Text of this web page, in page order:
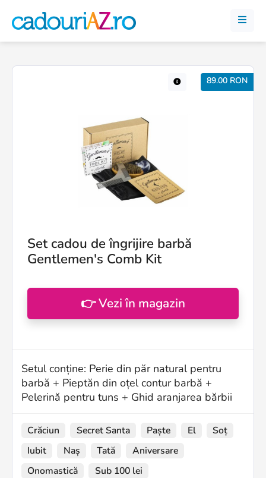
89.00 RON
Set cadou de îngrijire barbă
Gentlemen's Comb Kit
👉 Vezi în magazin
Setul conține: Perie din păr natural pentru
barbă + Pieptăn din oțel contur barbă +
Pelerină pentru tuns + Ghid aranjarea bărbii
Crăciun Secret Santa Paște El
Soț
Iubit
Naș Tată
Aniversare
Onomastică
Sub 100 lei